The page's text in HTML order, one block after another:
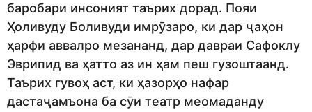
баробари инсоният таърих дорад. Пояи
Ҳоливуду Боливуди имрӯзаро, ки дар ҷаҳон
ҳарфи аввалро мезананд, дар давраи Сафоклу
Эврипид ва ҳатто аз ин ҳам пеш гузоштаанд.
Таърих гувоҳ аст, ки ҳазорҳо нафар
дастаҷамъона ба сӯи театр меомаданду